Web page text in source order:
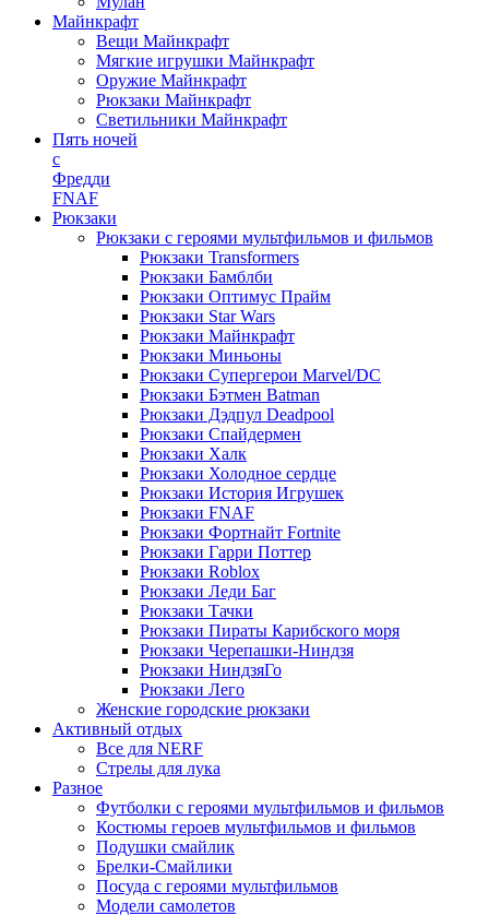
Майнкрафт
Вещи Майнкрафт
Мягкие игрушки Майнкрафт
Оружие Майнкрафт
Рюкзаки Майнкрафт
Светильники Майнкрафт
Пять ночей
с
Фредди
FNAF
Рюкзаки
Рюкзаки с героями мультфильмов и фильмов
Рюкзаки Transformers
Рюкзаки Бамблби
Рюкзаки Оптимус Прайм
Рюкзаки Star Wars
Рюкзаки Майнкрафт
Рюкзаки Миньоны
Рюкзаки Супергерои Marvel/DC
Рюкзаки Бэтмен Batman
Рюкзаки Дэдпул Deadpool
Рюкзаки Спайдермен
Рюкзаки Халк
Рюкзаки Холодное сердце
Рюкзаки История Игрушек
Рюкзаки FNAF
Рюкзаки Фортнайт Fortnite
Рюкзаки Гарри Поттер
Рюкзаки Roblox
Рюкзаки Леди Баг
Рюкзаки Тачки
Рюкзаки Пираты Карибского моря
Рюкзаки Черепашки-Ниндзя
Рюкзаки НиндзяГо
Рюкзаки Лего
Женские городские рюкзаки
Активный отдых
Все для NERF
Стрелы для лука
Разное
Футболки с героями мультфильмов и фильмов
Костюмы героев мультфильмов и фильмов
Подушки смайлик
Брелки-Смайлики
Посуда с героями мультфильмов
Модели самолетов